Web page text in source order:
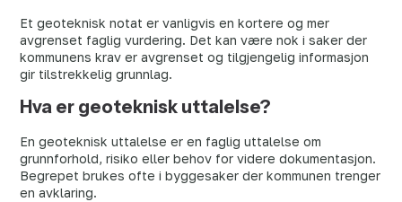
Et geoteknisk notat er vanligvis en kortere og mer
avgrenset faglig vurdering. Det kan være nok i saker der
kommunens krav er avgrenset og tilgjengelig informasjon
gir tilstrekkelig grunnlag.
Hva er geoteknisk uttalelse?
En geoteknisk uttalelse er en faglig uttalelse om
grunnforhold, risiko eller behov for videre dokumentasjon.
Begrepet brukes ofte i byggesaker der kommunen trenger
en avklaring.